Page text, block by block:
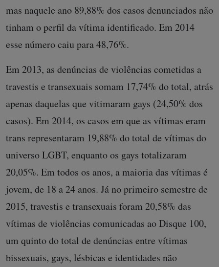
mas naquele ano 89,88% dos casos denunciados não
tinham o perfil da vítima identificado. Em 2014
esse número caiu para 48,76%.
Em 2013, as denúncias de violências cometidas a
travestis e transexuais somam 17,74% do total, atrás
apenas daquelas que vitimaram gays (24,50% dos
casos). Em 2014, os casos em que as vítimas eram
trans representaram 19,88% do total de vítimas do
universo LGBT, enquanto os gays totalizaram
20,05%. Em todos os anos, a maioria das vítimas é
jovem, de 18 a 24 anos. Já no primeiro semestre de
2015, travestis e transexuais foram 20,58% das
vítimas de violências comunicadas ao Disque 100,
um quinto do total de denúncias entre vítimas
bissexuais, gays, lésbicas e identidades não